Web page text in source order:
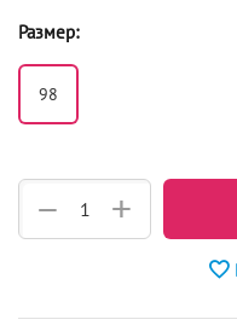
Размер:
98
+
−